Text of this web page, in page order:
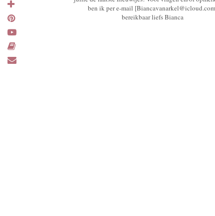
ben ik per e-mail
bereikbaar liefs Bianca